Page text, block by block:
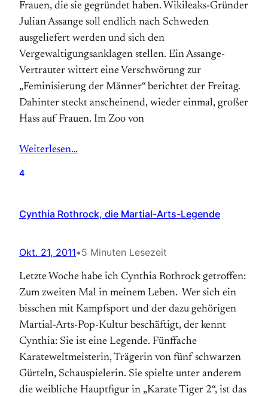
Frauen, die sie gegründet haben. Wikileaks-Gründer
Julian Assange soll endlich nach Schweden
ausgeliefert werden und sich den
Vergewaltigungsanklagen stellen. Ein Assange-
Vertrauter wittert eine Verschwörung zur
„Feminisierung der Männer“ berichtet der Freitag.
Dahinter steckt anscheinend, wieder einmal, großer
Hass auf Frauen. Im Zoo von
Weiterlesen…
4
Cynthia Rothrock, die Martial-Arts-Legende
Okt. 21, 2011•5 Minuten Lesezeit
Letzte Woche habe ich Cynthia Rothrock getroffen:
Zum zweiten Mal in meinem Leben. Wer sich ein
bisschen mit Kampfsport und der dazu gehörigen
Martial-Arts-Pop-Kultur beschäftigt, der kennt
Cynthia: Sie ist eine Legende. Fünffache
Karateweltmeisterin, Trägerin von fünf schwarzen
Gürteln, Schauspielerin. Sie spielte unter anderem
die weibliche Hauptfigur in „Karate Tiger 2“, ist das